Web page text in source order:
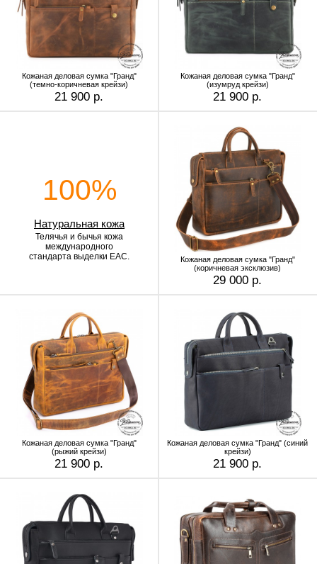
Кожаная деловая сумка "Гранд"
(темно-коричневая крейзи)
21 900 р.
Кожаная деловая сумка "Гранд"
(изумруд крейзи)
21 900 р.
100%
Натуральная кожа
Телячья и бычья кожа
международного
стандарта выделки EAC.
Кожаная деловая сумка "Гранд"
(коричневая эксклюзив)
29 000 р.
Кожаная деловая сумка "Гранд"
(рыжий крейзи)
21 900 р.
Кожаная деловая сумка "Гранд" (синий
крейзи)
21 900 р.